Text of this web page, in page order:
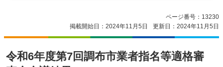
ページ番号：13230
掲載開始日：2024年11月5日
更新日：2024年11月5日
令和6年度第7回調布市業者指名等適格審